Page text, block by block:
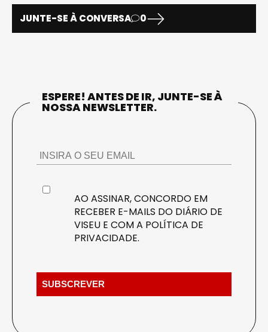
JUNTE-SE À CONVERSA 0
ESPERE! ANTES DE IR, JUNTE-SE À
NOSSA NEWSLETTER.
AO ASSINAR, CONCORDO EM
RECEBER E-MAILS DO DIÁRIO DE
VISEU E COM A POLÍTICA DE
PRIVACIDADE.